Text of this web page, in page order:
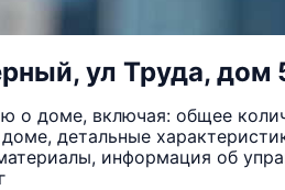
ул Труда, дом
доме, включая: общее
детальные
информация об